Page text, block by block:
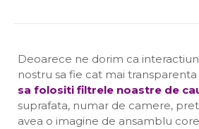
Deoarece ne dorim ca
nostru sa fie cat mai transparenta
sa folositi filtrele noastre de
suprafata, numar de camere,
avea o imagine de ansamblu